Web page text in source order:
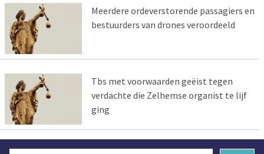
Meerdere ordeverstorende passagiers en
bestuurders van drones veroordeeld
Tbs met voorwaarden geëist tegen
verdachte die Zelhemse organist te lijf
ging